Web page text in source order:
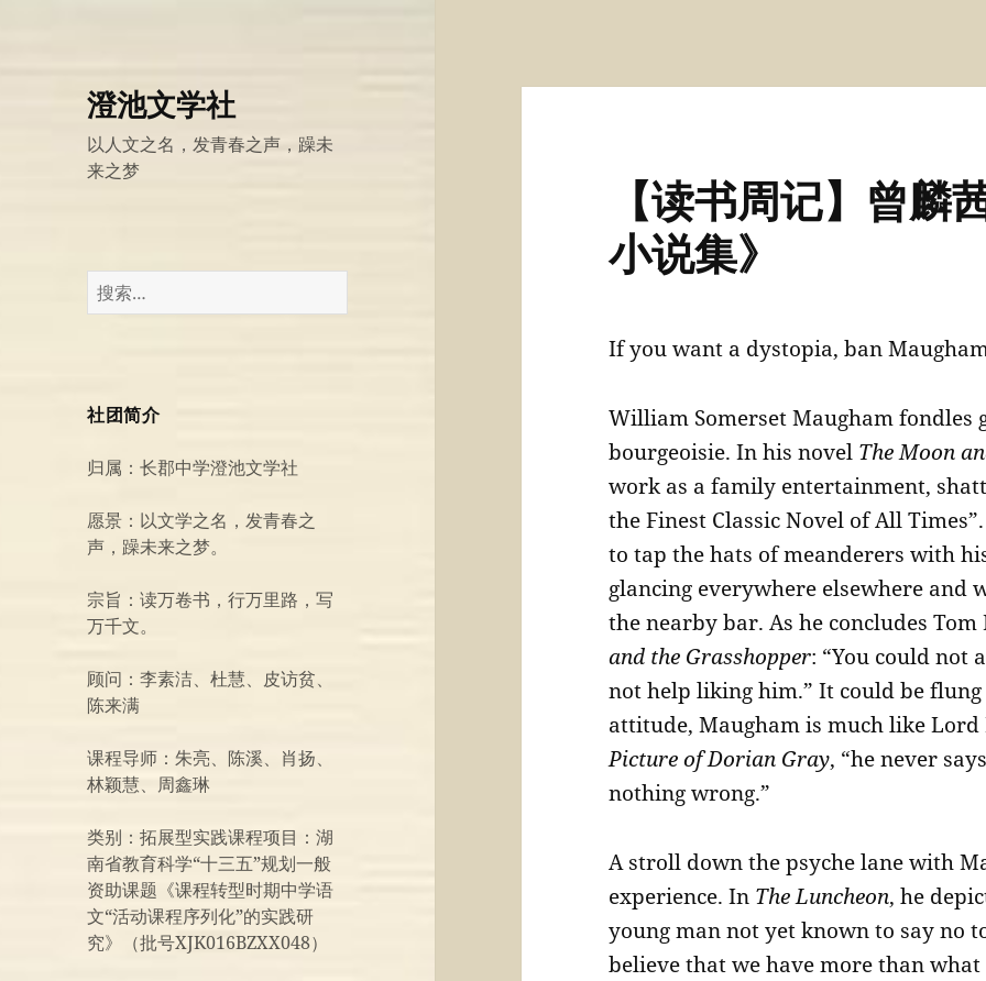
澄池文学社
以人文之名，发青春之声，躁未
来之梦
搜
索：
社团简介
归属：长郡中学澄池文学社
愿景：以文学之名，发青春之
声，躁未来之梦。
宗旨：读万卷书，行万里路，写
万千文。
顾问：李素洁、杜慧、皮访贫、
陈来满
课程导师：朱亮、陈溪、肖扬、
林颖慧、周鑫琳
类别：拓展型实践课程项目：湖
南省教育科学“十三五”规划一般
资助课题《课程转型时期中学语
文“活动课程序列化”的实践研
究》（批号XJK016BZXX048）
【读书周记】曾麟
小说集》
If you want a dystopia, ban
William Somerset Maugham
bourgeoisie. In his novel The Moon
work as a family entertainment,
the Finest Classic Novel of All
to tap the hats of meanderers with
glancing everywhere elsewhere and
the nearby bar. As he concludes
and the Grasshopper: “You could not
not help liking him.” It could be
attitude, Maugham is much like Lord
Picture of Dorian Gray, “he never
nothing wrong.”
A stroll down the psyche lane with
experience. In The Luncheon, he
young man not yet known to say no
believe that we have more than what